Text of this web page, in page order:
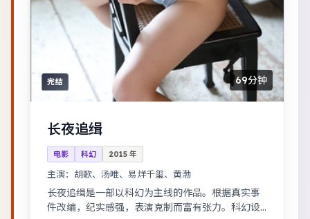
完结 69分钟
长夜追缉
电影 科幻 2015 年
主演： 胡歌、汤唯、易烊千玺、黄渤
长夜追缉是一部以科幻为主线的作品。根据真实事
件改编，纪实感强，表演克制而富有张力。科幻设